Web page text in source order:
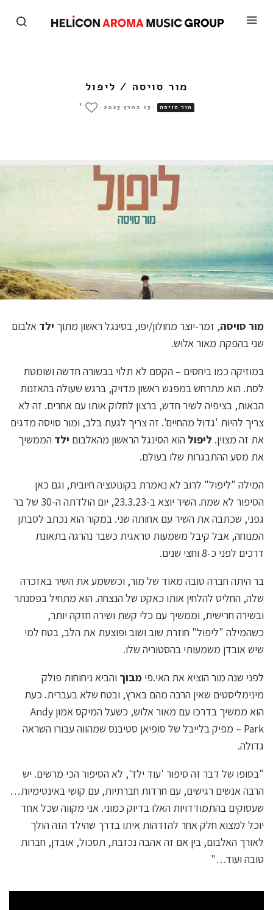
מור סויסה / ליפול
מור סויסה · 23 במרץ 2023 ·
1
מור סויסה, זמר-יוצר מחולון/יפו, בסינגל ראשון מתוך ילד אלבום
שני בהפקת מאור אלוש.
במוזיקה כמו ביחסים – הקסם לא תלוי בבשורה חדשה ושומטת
לסת. הוא מתרחש במפגש ראשון מדויק, ברגש שעולה בהאזנות
הבאות, בציפיה לשיר חדש, ברצון לחלוק אותו עם אחרים. זה לא
צריך להיות 'גדול מהחיים'. זה צריך לגעת בלב, ומור סויסה מדגים
את זה מצוין. ליפול הוא הסינגל הראשון מהאלבום ילד הממשיך
את מסע ההתבגרות שלו בעולם.
המילה "ליפול" לרוב לא נאמרת בקונוטציה חיובית, וגם כאן
הסיפור לא שמח. השיר יוצא ב-23.3.23, יום הולדתה ה-30 של בר
גפני, שכתבה את השיר עם אחותה שני. במקור הוא נכתב לסבתן
המנוחה, אבל קיבל משמעות טראגית כשבר נהרגה בתאונת
דרכים לפני כ-8 וחצי שנים.
בר היתה חברה טובה מאוד של מור, וכששמע את השיר באזכרה
שלה, החליט להלחין אותו כאקט של הנצחה. הוא מתחיל בפסנתר
ובשירה חרישית, וממשיך עם כלי קשת ושירה חזקה יותר,
כשהמילה "ליפול" חוזרת שוב ושוב ופוצעת את הלב, בטח למי
שיש אובדן משמעותי בהסטוריה שלו.
לפני שנה מור הוציא את האי.פי מבוך והביא ניחוחות פולק
מינימליסטים שאין הרבה מהם בארץ, ובטח שלא בעברית. כעת
הוא ממשיך בדרכו עם מאור אלוש, כשעל המיקס אמון Andy
Park – מפיק בלייבל של סופיאן סטיבנס שמהווה עבורו השראה
גדולה.
"בסופו של דבר זה סיפור 'עוד ילד', לא הסיפור הכי מרשים. יש
הרבה אנשים רגישים, עם חרדות חברתיות, עם קושי באינטימיות…
שעסוקים בהתמודדויות האלו בדיוק כמוני. אני מקווה שכל אחד
יוכל למצוא חלק אחר להזדהות איתו בדרך שהילד הזה הולך
לאורך האלבום, בין אם זה אהבה נכזבת, תסכול, אובדן, חברות
טובה ועוד…"